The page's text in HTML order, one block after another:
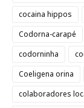
cocaina hippos
Codorna-carapé
codorninha
Coeligena orina
colaboradores